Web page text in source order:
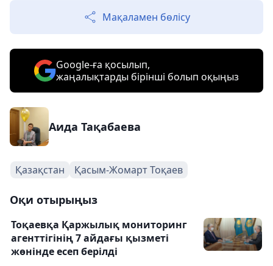
Мақаламен бөлісу
Google-ға қосылып,
жаңалықтарды бірінші болып оқыңыз
Аида Тақабаева
Қазақстан Қасым-Жомарт Тоқаев
Оқи отырыңыз
Тоқаевқа Қаржылық мониторинг
агенттігінің 7 айдағы қызметі
жөнінде есеп берілді